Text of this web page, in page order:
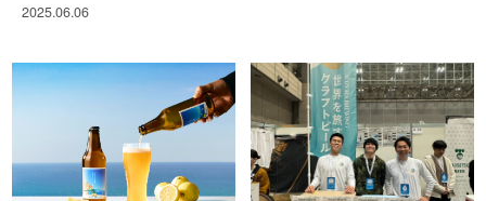
2025.06.06